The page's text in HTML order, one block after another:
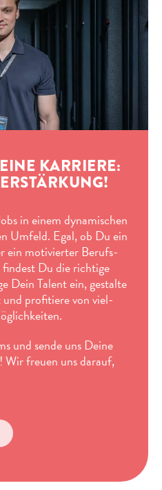
KARRIERE:
in einem dynamischen
Umfeld. Egal, ob Du ein
ein motivierter Berufs­
Du die richtige
Dein Talent ein, gestalte
profitiere von viel­
und sende uns Deine
Wir freuen uns darauf,